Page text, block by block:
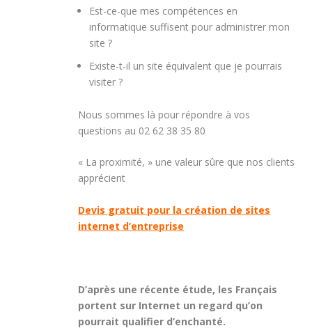
Est-ce-que mes compétences en
informatique suffisent pour administrer mon
site ?
Existe-t-il un site équivalent que je pourrais
visiter ?
Nous sommes là pour répondre à vos
questions au 02 62 38 35 80
« La proximité, » une valeur sûre que nos clients
apprécient
Devis gratuit pour la création de sites
internet d’entreprise
D’après une récente étude, les Français
portent sur Internet un regard qu’on
pourrait qualifier d’enchanté.